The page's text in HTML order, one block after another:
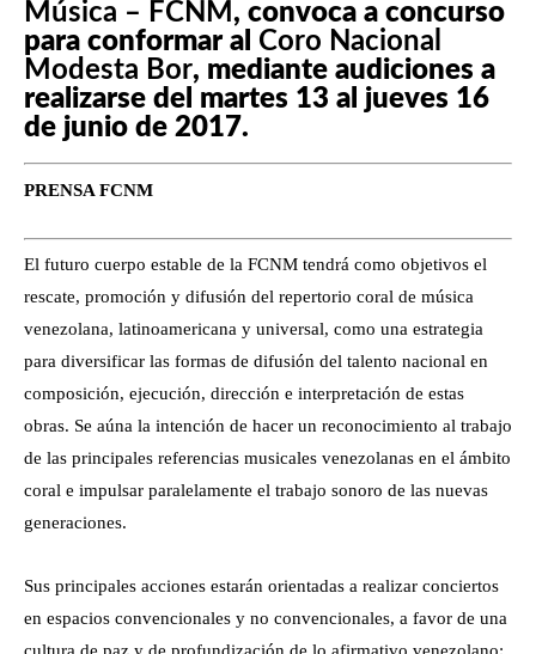
Música – FCNM , convoca a concurso
para conformar al Coro Nacional
Modesta Bor, mediante audiciones a
realizarse del martes 13 al jueves 16
de junio de 2017.
PRENSA FCNM
El futuro cuerpo estable de la FCNM tendrá como objetivos el
rescate, promoción y difusión del repertorio coral de música
venezolana, latinoamericana y universal, como una estrategia
para diversificar las formas de difusión del talento nacional en
composición, ejecución, dirección e interpretación de estas
obras. Se aúna la intención de hacer un reconocimiento al trabajo
de las principales referencias musicales venezolanas en el ámbito
coral e impulsar paralelamente el trabajo sonoro de las nuevas
generaciones.
Sus principales acciones estarán orientadas a realizar conciertos
en espacios convencionales y no convencionales, a favor de una